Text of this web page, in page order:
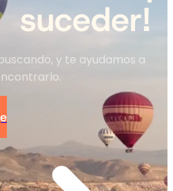
suceder!
y te ayudamos a